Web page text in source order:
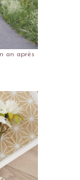
an après